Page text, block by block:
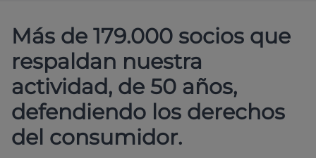
Más de 179.000 socios que
respaldan nuestra
actividad, de 50 años,
defendiendo los derechos
del consumidor.